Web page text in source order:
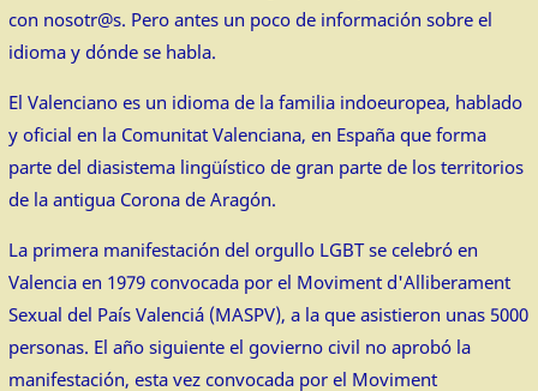
con nosotr@s. Pero antes un poco de información sobre el
idioma y dónde se habla.
El Valenciano es un idioma de la familia indoeuropea, hablado
y oficial en la Comunitat Valenciana, en España que forma
parte del diasistema lingüístico de gran parte de los territorios
de la antigua Corona de Aragón.
La primera manifestación del orgullo LGBT se celebró en
Valencia en 1979 convocada por el Moviment d'Alliberament
Sexual del País Valenciá (MASPV), a la que asistieron unas 5000
personas. El año siguiente el govierno civil no aprobó la
manifestación, esta vez convocada por el Moviment